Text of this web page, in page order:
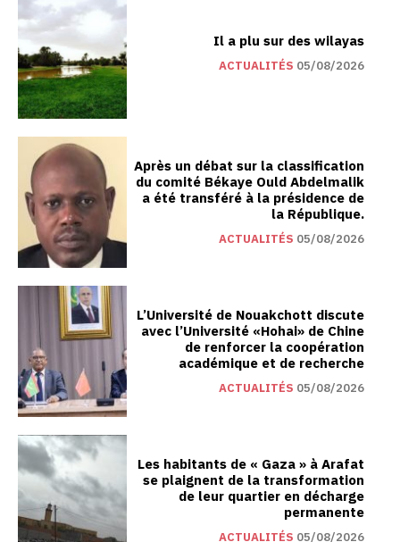
Il a plu sur des wilayas
ACTUALITÉS 05/08/2026
Après un débat sur la classification
du comité Békaye Ould Abdelmalik
a été transféré à la présidence de
la République.
ACTUALITÉS 05/08/2026
L’Université de Nouakchott discute
avec l’Université «Hohai» de Chine
de renforcer la coopération
académique et de recherche
ACTUALITÉS 05/08/2026
Les habitants de « Gaza » à Arafat
se plaignent de la transformation
de leur quartier en décharge
permanente
ACTUALITÉS 05/08/2026